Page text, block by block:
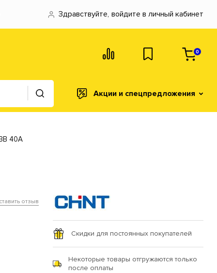
Здравствуйте, войдите в личный кабинет
0
Акции и спецпредложения
40A
отзыв
Скидки для постоянных покупателей
Некоторые товары отгружаются только
после оплаты